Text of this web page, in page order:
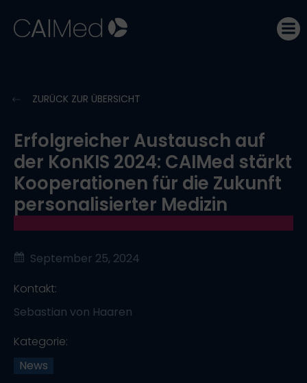
ZURÜCK ZUR ÜBERSICHT
Erfolgreicher Austausch auf
der KonKIS 2024: CAIMed stärkt
Kooperationen für die Zukunft
personalisierter Medizin
September 25, 2024
Kontakt:
Sebastian von Haaren
Kategorie:
News